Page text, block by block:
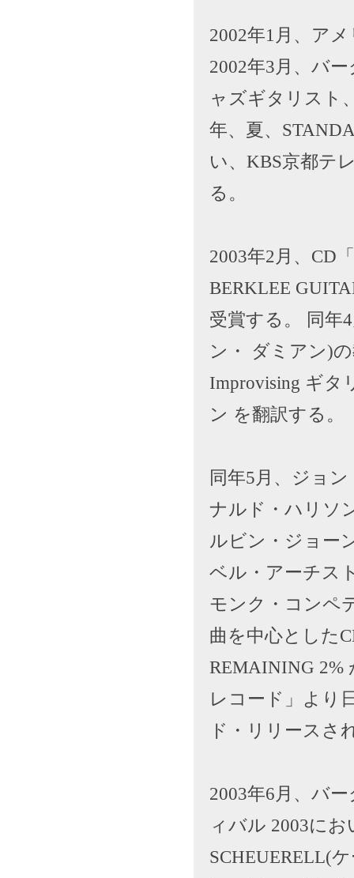
2002年1月、ア
2002年3月、バ
ャズギタリスト
年、夏、
い、KBS京都テ
る。
2003年2月、CD
BERKLEE
受賞する。 同年
ン・ ダミアン)の
Improvising ギ
ン を翻訳する。
同年5月、ジョ
ナルド・ハリソ
ルビン・ジョー
ベル・アーチス
モンク・コンペ
曲を中心とした
REMAINING 2%
レコード」より
ド・リリースさ
2003年6月、バ
ィバル 2003に
SCHEUERELL(